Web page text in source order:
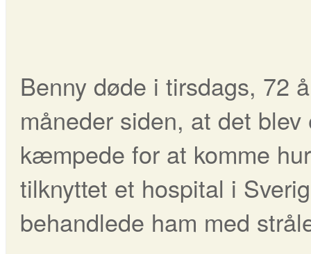
Benny døde i tirsdags, 72
måneder siden, at det
kæmpede for at komme
tilknyttet et hospital i
behandlede ham med